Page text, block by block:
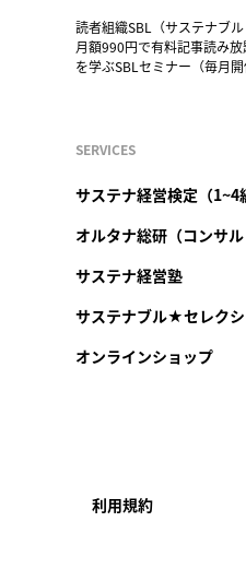
読者組織SBL（サステナブル
月額990円で有料記事読み
を学ぶSBLセミナー（毎月
SERVICES
サステナ経営検定（1~4
オルタナ総研（コンサル
サステナ経営塾
サステナブル★セレク
オンラインショップ
利用規約